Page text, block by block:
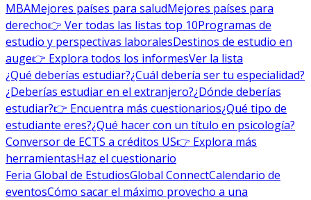
MBAMejores países para saludMejores países para
derecho👉 Ver todas las listas top 10Programas de
estudio y perspectivas laboralesDestinos de estudio en
auge👉 Explora todos los informesVer la lista
¿Qué deberías estudiar?¿Cuál debería ser tu especialidad?
¿Deberías estudiar en el extranjero?¿Dónde deberías
estudiar?👉 Encuentra más cuestionarios¿Qué tipo de
estudiante eres?¿Qué hacer con un título en psicología?
Conversor de ECTS a créditos US👉 Explora más
herramientasHaz el cuestionario
Feria Global de EstudiosGlobal ConnectCalendario de
eventosCómo sacar el máximo provecho a una